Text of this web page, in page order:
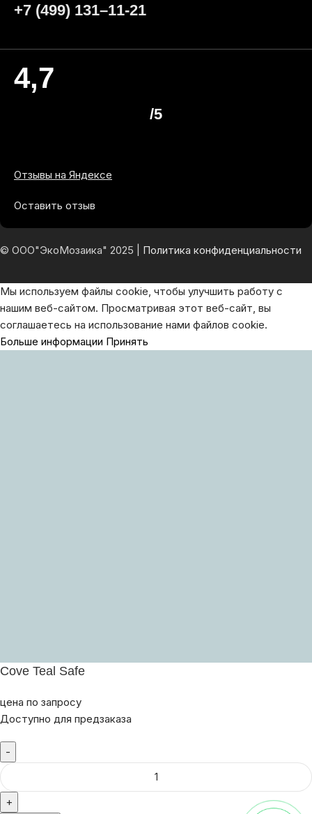
+7 (499) 131–11-21
4,7
/5
Отзывы на Яндексе
Оставить отзыв
© ООО"ЭкоМозаика" 2025 | Политика конфиденциальности
Мы используем файлы cookie, чтобы улучшить работу с
нашим веб-сайтом. Просматривая этот веб-сайт, вы
соглашаетесь на использование нами файлов cookie.
Больше информации Принять
Cove Teal Safe
цена по запросу
Доступно для предзаказа